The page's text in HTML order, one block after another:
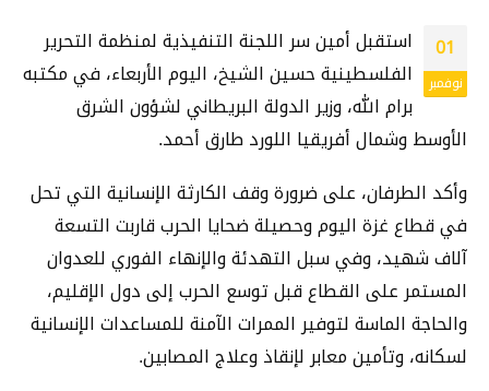
01
نوفمبر
استقبل أمين سر اللجنة التنفيذية لمنظمة التحرير
الفلسطينية حسين الشيخ، اليوم الأربعاء، في مكتبه
برام الله، وزير الدولة البريطاني لشؤون الشرق
الأوسط وشمال أفريقيا اللورد طارق أحمد.
وأكد الطرفان، على ضرورة وقف الكارثة الإنسانية التي تحل
في قطاع غزة اليوم وحصيلة ضحايا الحرب قاربت التسعة
آلاف شهيد، وفي سبل التهدئة والإنهاء الفوري للعدوان
المستمر على القطاع قبل توسع الحرب إلى دول الإقليم،
والحاجة الماسة لتوفير الممرات الآمنة للمساعدات الإنسانية
لسكانه، وتأمين معابر لإنقاذ وعلاج المصابين.